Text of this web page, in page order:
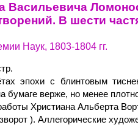
Васильевича
В шести
Наук, 1803-1804 гг.
эпохи с блинтовым
бумаге верже, но менее
Христиана Альберта
). Аллегорические